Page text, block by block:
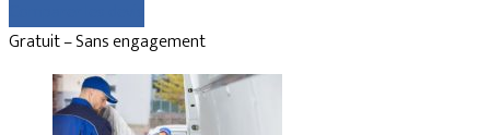
Gratuit – Sans engagement